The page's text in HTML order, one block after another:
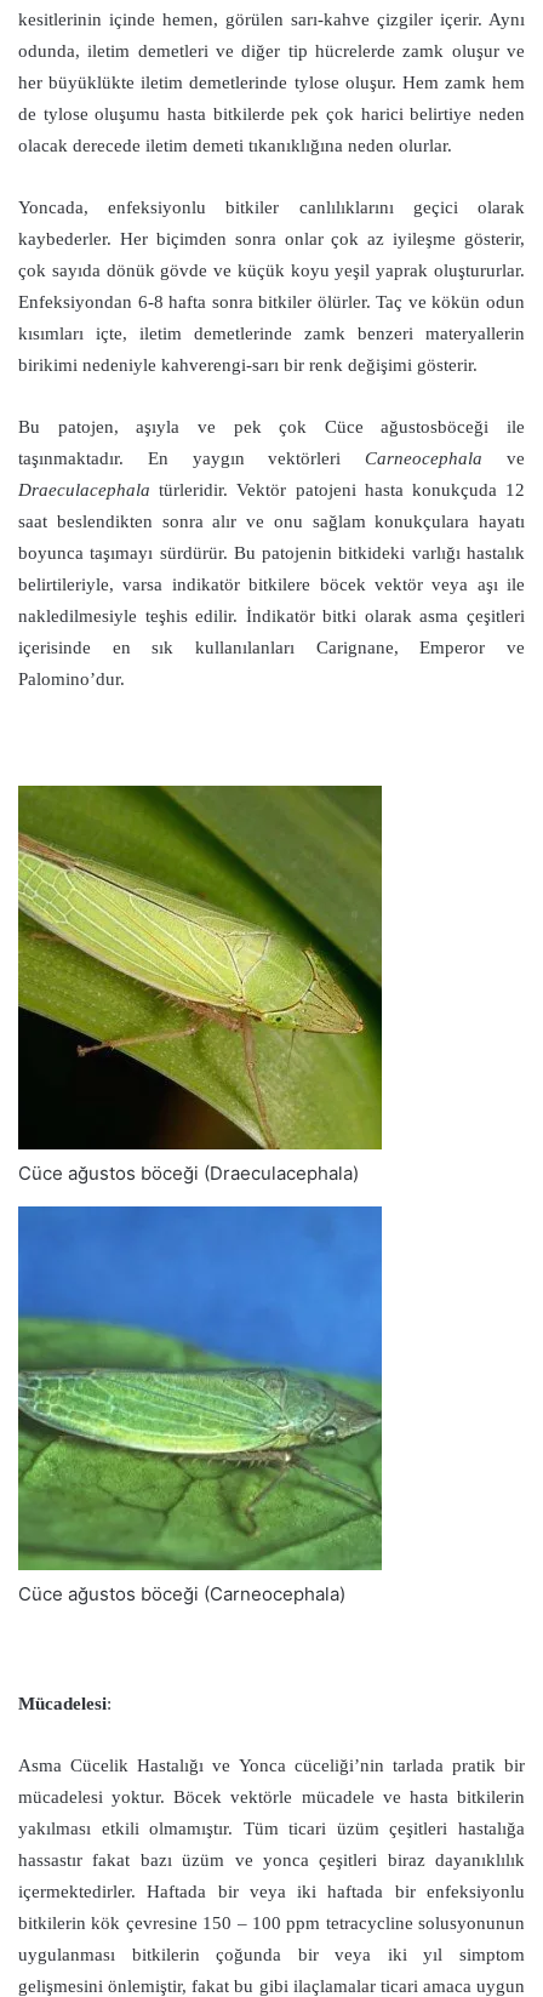
kesitlerinin içinde hemen, görülen sarı-kahve çizgiler içerir. Aynı
odunda, iletim demetleri ve diğer tip hücrelerde zamk oluşur ve
her büyüklükte iletim demetlerinde tylose oluşur. Hem zamk hem
de tylose oluşumu hasta bitkilerde pek çok harici belirtiye neden
olacak derecede iletim demeti tıkanıklığına neden olurlar.
Yoncada, enfeksiyonlu bitkiler canlılıklarını geçici olarak
kaybederler. Her biçimden sonra onlar çok az iyileşme gösterir,
çok sayıda dönük gövde ve küçük koyu yeşil yaprak oluştururlar.
Enfeksiyondan 6-8 hafta sonra bitkiler ölürler. Taç ve kökün odun
kısımları içte, iletim demetlerinde zamk benzeri materyallerin
birikimi nedeniyle kahverengi-sarı bir renk değişimi gösterir.
Bu patojen, aşıyla ve pek çok Cüce ağustosböceği ile
taşınmaktadır. En yaygın vektörleriCarneocephala ve
Draeculacephala türleridir. Vektör patojeni hasta konukçuda 12
saat beslendikten sonra alır ve onu sağlam konukçulara hayatı
boyunca taşımayı sürdürür. Bu patojenin bitkideki varlığı hastalık
belirtileriyle, varsa indikatör bitkilere böcek vektör veya aşı ile
nakledilmesiyle teşhis edilir. İndikatör bitki olarak asma çeşitleri
içerisinde en sık kullanılanları Carignane, Emperor ve
Palomino’dur.
Cüce ağustos böceği (Draeculacephala)
Cüce ağustos böceği (Carneocephala)
Mücadelesi:
Asma Cücelik Hastalığı ve Yonca cüceliği’nin tarlada pratik bir
mücadelesi yoktur. Böcek vektörle mücadele ve hasta bitkilerin
yakılması etkili olmamıştır. Tüm ticari üzüm çeşitleri hastalığa
hassastır fakat bazı üzüm ve yonca çeşitleri biraz dayanıklılık
içermektedirler. Haftada bir veya iki haftada bir enfeksiyonlu
bitkilerin kök çevresine 150 – 100 ppm tetracycline solusyonunun
uygulanması bitkilerin çoğunda bir veya iki yıl simptom
gelişmesini önlemiştir, fakat bu gibi ilaçlamalar ticari amaca uygun